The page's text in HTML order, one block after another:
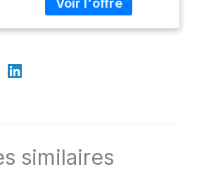
réfrigérateur, congélateur
qualité professionnelle
modernes et polyvalents
qui fait plaisir en toute
similaires